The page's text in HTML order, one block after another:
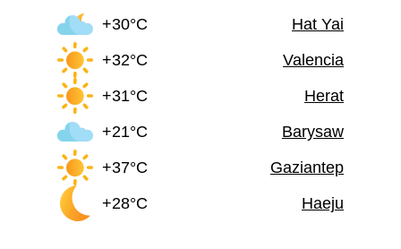
+30°C
Hat Yai
+32°C
Valencia
+31°C
Herat
+21°C
Barysaw
+37°C
Gaziantep
+28°C
Haeju